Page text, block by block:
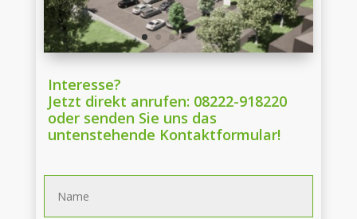
Interesse?
Jetzt direkt anrufen: 08222-918220
oder senden Sie uns das
untenstehende Kontaktformular!